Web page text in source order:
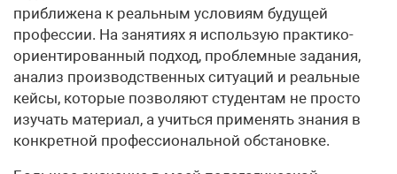
приближена к реальным условиям будущей
профессии. На занятиях я использую практико-
ориентированный подход, проблемные задания,
анализ производственных ситуаций и реальные
кейсы, которые позволяют студентам не просто
изучать материал, а учиться применять знания в
конкретной профессиональной обстановке.